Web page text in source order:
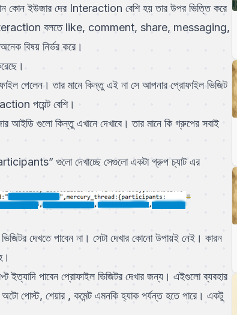
কোন ইউজার দের Interaction বেশি হয় তার উপর ভিত্তি করে
interaction বলতে like, comment, share, messaging,
বিষয় নির্ভর করে।
পেলেন। তার মানে কিন্তু এই না সে আপনার প্রোফাইল ভিজিট
পয়েন্ট বেশি।
আইডি গুলো কিন্তু এখানে দেখাবে। তার মানে কি গ্রুপের সবাই
গুলো দেখাচ্ছে সেগুলো একটা গ্রুপ চ্যাট এর
দেখতে পাবেন না। সেটা দেখার কোনো উপায়ই নেই। কারন
ইত্যাদি পাবেন প্রোফাইল ভিজিটর দেখার জন্য। এইগুলো ব্যবহার
পোস্ট, শেয়ার , কমেন্ট এমনকি হ্যাক পর্যন্ত হতে পারে। একটু